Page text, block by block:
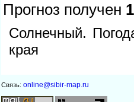
Прогноз получен
Солнечный.
края
Связь: online@sibir-map.ru